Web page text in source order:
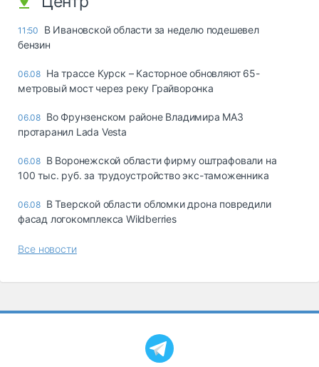
11:50
В Ивановской области за неделю подешевел
бензин
06.08 На трассе Курск – Касторное обновляют 65-
метровый мост через реку Грайворонка
06.08 Во Фрунзенском районе Владимира МАЗ
протаранил Lada Vesta
06.08 В Воронежской области фирму оштрафовали на
100 тыс. руб. за трудоустройство экс-таможенника
06.08 В Тверской области обломки дрона повредили
фасад логокомплекса Wildberries
Все новости